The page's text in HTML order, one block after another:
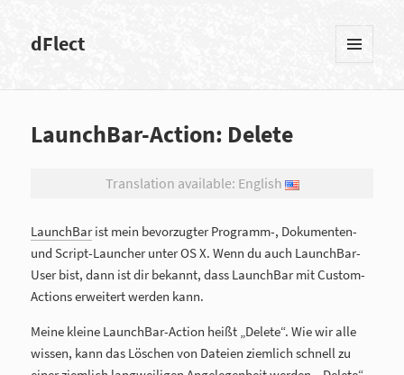
dFlect
LaunchBar-Action: Delete
Translation available: English
LaunchBarist mein bevorzugter Programm-, Dokumenten-
und Script-Launcher unter OS X. Wenn du auch LaunchBar-
User bist, dann ist dir bekannt, dass LaunchBar mit Custom-
Actions erweitert werden kann.
Meine kleine LaunchBar-Action heißt „Delete“. Wie wir alle
wissen, kann das Löschen von Dateien ziemlich schnell zu